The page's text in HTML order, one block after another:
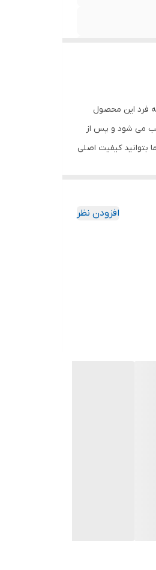
فرد این محصول
می شود و پس از
کیفیت اصلی
افزودن نظر